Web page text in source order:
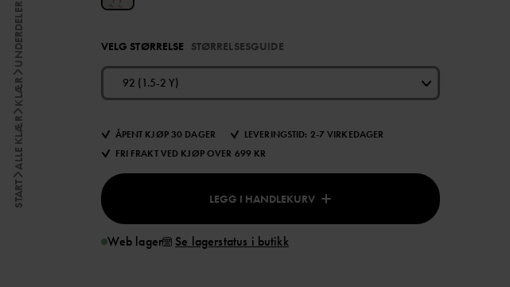
START
ALLE KLÆR
KLÆR
UNDERDELER VELG STØRRELSE STØRRELSESGUIDE
92 (1.5-2 Y)
ÅPENT KJØP 30 DAGER
LEVERINGSTID: 2-7 VIRKEDAGER
FRI FRAKT VED KJØP OVER 699 KR
LEGG I HANDLEKURV
Web lager Se lagerstatus i butikk